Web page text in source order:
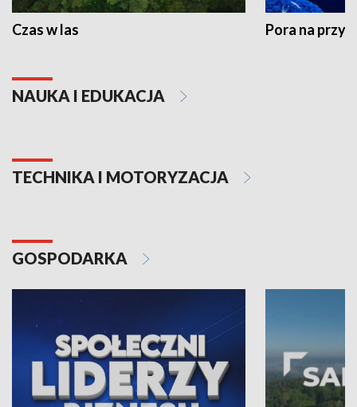
Czas w las Pora na
NAUKA I EDUKACJA
TECHNIKA I MOTORYZACJA
GOSPODARKA